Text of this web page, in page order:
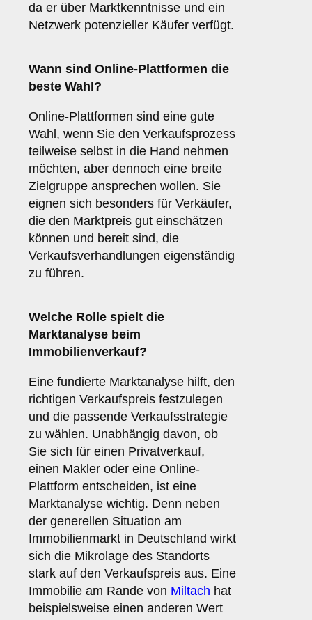
da er über Marktkenntnisse und ein
Netzwerk potenzieller Käufer verfügt.
Wann sind Online-Plattformen die
beste Wahl?
Online-Plattformen sind eine gute
Wahl, wenn Sie den Verkaufsprozess
teilweise selbst in die Hand nehmen
möchten, aber dennoch eine breite
Zielgruppe ansprechen wollen. Sie
eignen sich besonders für Verkäufer,
die den Marktpreis gut einschätzen
können und bereit sind, die
Verkaufsverhandlungen eigenständig
zu führen.
Welche Rolle spielt die
Marktanalyse beim
Immobilienverkauf?
Eine fundierte Marktanalyse hilft, den
richtigen Verkaufspreis festzulegen
und die passende Verkaufsstrategie
zu wählen. Unabhängig davon, ob
Sie sich für einen Privatverkauf,
einen Makler oder eine Online-
Plattform entscheiden, ist eine
Marktanalyse wichtig. Denn neben
der generellen Situation am
Immobilienmarkt in Deutschland wirkt
sich die Mikrolage des Standorts
stark auf den Verkaufspreis aus. Eine
Immobilie am Rande von Miltach hat
beispielsweise einen anderen Wert